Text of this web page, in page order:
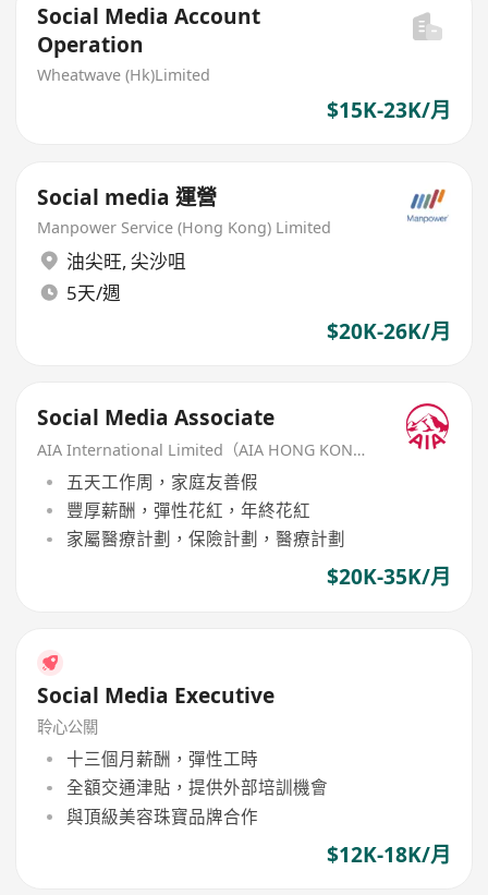
Social Media Account
Operation
Wheatwave (Hk)Limited
$15K-23K/月
Social media 運營
Manpower Service (Hong Kong) Limited
油尖旺, 尖沙咀
5天/週
$20K-26K/月
Social Media Associate
AIA International Limited（AIA HONG KONG）
五天工作周，家庭友善假
豐厚薪酬，彈性花紅，年終花紅
家屬醫療計劃，保險計劃，醫療計劃
$20K-35K/月
Social Media Executive
聆心公關
十三個月薪酬，彈性工時
全額交通津貼，提供外部培訓機會
與頂級美容珠寶品牌合作
$12K-18K/月